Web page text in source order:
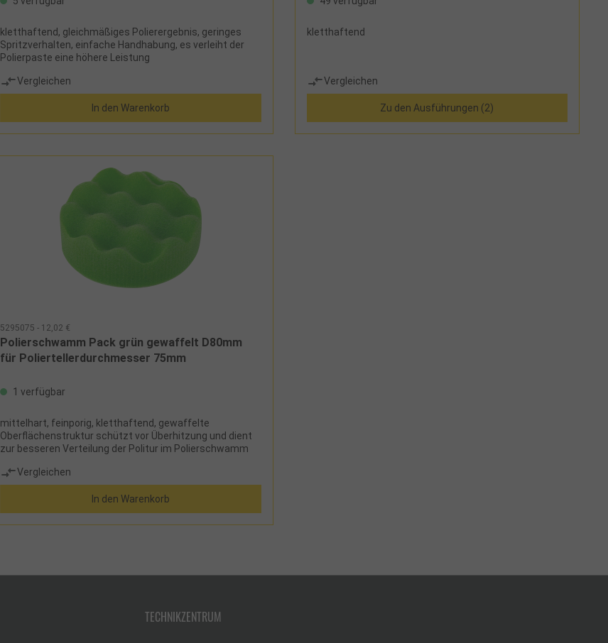
kletthaftend, gleichmäßiges Polierergebnis, geringes
Spritzverhalten, einfache Handhabung, es verleiht der
Polierpaste eine höhere Leistung
Vergleichen
In den Warenkorb
kletthaftend
Vergleichen
Zu den Ausführungen (2)
5295075 - 12,02 €
Polierschwamm Pack grün gewaffelt D80mm
für Poliertellerdurchmesser 75mm
1 verfügbar
mittelhart, feinporig, kletthaftend, gewaffelte
Oberflächenstruktur schützt vor Überhitzung und dient
zur besseren Verteilung der Politur im Polierschwamm
Vergleichen
In den Warenkorb
TECHNIKZENTRUM